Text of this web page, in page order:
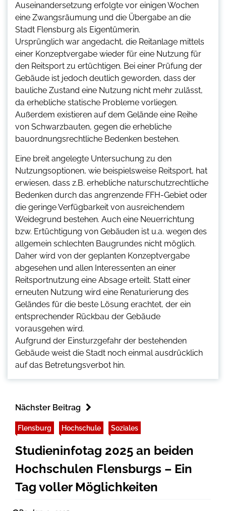
Auseinandersetzung erfolgte vor einigen Wochen
eine Zwangsräumung und die Übergabe an die
Stadt Flensburg als Eigentümerin.
Ursprünglich war angedacht, die Reitanlage mittels
einer Konzeptvergabe wieder für eine Nutzung für
den Reitsport zu ertüchtigen. Bei einer Prüfung der
Gebäude ist jedoch deutlich geworden, dass der
bauliche Zustand eine Nutzung nicht mehr zulässt,
da erhebliche statische Probleme vorliegen.
Außerdem existieren auf dem Gelände eine Reihe
von Schwarzbauten, gegen die erhebliche
bauordnungsrechtliche Bedenken bestehen.
Eine breit angelegte Untersuchung zu den
Nutzungsoptionen, wie beispielsweise Reitsport, hat
erwiesen, dass z.B. erhebliche naturschutzrechtliche
Bedenken durch das angrenzende FFH-Gebiet oder
die geringe Verfügbarkeit von ausreichendem
Weidegrund bestehen. Auch eine Neuerrichtung
bzw. Ertüchtigung von Gebäuden ist u.a. wegen des
allgemein schlechten Baugrundes nicht möglich.
Daher wird von der geplanten Konzeptvergabe
abgesehen und allen Interessenten an einer
Reitsportnutzung eine Absage erteilt. Statt einer
erneuten Nutzung wird eine Renaturierung des
Geländes für die beste Lösung erachtet, der ein
entsprechender Rückbau der Gebäude
vorausgehen wird.
Aufgrund der Einsturzgefahr der bestehenden
Gebäude weist die Stadt noch einmal ausdrücklich
auf das Betretungsverbot hin.
Nächster Beitrag
Flensburg Hochschule Soziales
Studieninfotag 2025 an beiden
Hochschulen Flensburgs – Ein
Tag voller Möglichkeiten